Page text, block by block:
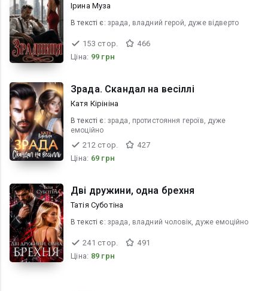
Ірина Муза
В текcті є: зрада, владний герой, дуже відверто
153 стор.
466
Ціна: 99 грн
Зрада. Скандал на весіллі
Катя Кірініна
В текcті є: зрада, протистояння героїв, дуже
емоційно
212 стор.
427
Ціна: 69 грн
Дві дружини, одна брехня
Татія Суботіна
В текcті є: зрада, владний чоловік, дуже емоційно
241 стор.
491
Ціна: 89 грн